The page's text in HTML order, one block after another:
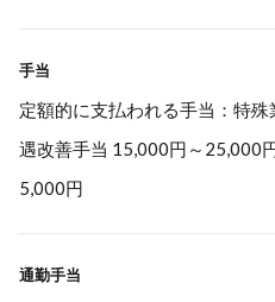
手当
定額的に支払われる手当：特
遇改善手当 15,000円～25,000
5,000円
通勤手当